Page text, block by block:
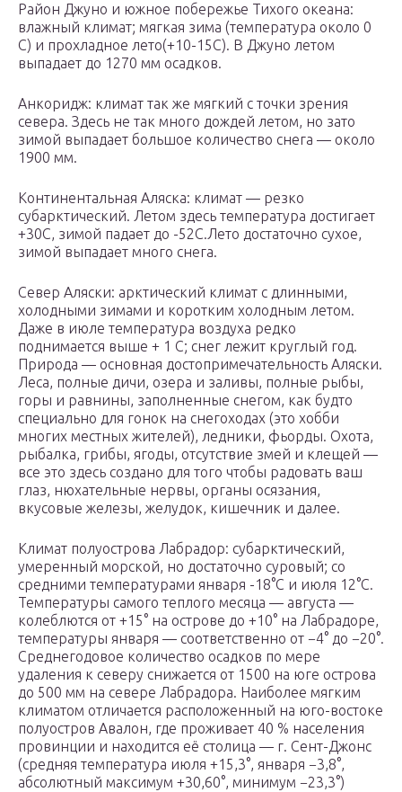
Район Джуно и южное побережье Тихого океана:
влажный климат; мягкая зима (температура около 0
С) и прохладное лето(+10-15С). В Джуно летом
выпадает до 1270 мм осадков.
Анкоридж: климат так же мягкий с точки зрения
севера. Здесь не так много дождей летом, но зато
зимой выпадает большое количество снега — около
1900 мм.
Континентальная Аляска: климат — резко
субарктический. Летом здесь температура достигает
+30С, зимой падает до -52С.Лето достаточно сухое,
зимой выпадает много снега.
Север Аляски: арктический климат с длинными,
холодными зимами и коротким холодным летом.
Даже в июле температура воздуха редко
поднимается выше + 1 С; снег лежит круглый год.
Природа — основная достопримечательность Аляски.
Леса, полные дичи, озера и заливы, полные рыбы,
горы и равнины, заполненные снегом, как будто
специально для гонок на снегоходах (это хобби
многих местных жителей), ледники, фьорды. Охота,
рыбалка, грибы, ягоды, отсутствие змей и клещей —
все это здесь создано для того чтобы радовать ваш
глаз, нюхательные нервы, органы осязания,
вкусовые железы, желудок, кишечник и далее.
Климат полуострова Лабрадор: субарктический,
умеренный морской, но достаточно суровый; со
средними температурами января -18°С и июля 12°С.
Температуры самого теплого месяца — августа —
колеблются от +15° на острове до +10° на Лабрадоре,
температуры января — соответственно от −4° до −20°.
Среднегодовое количество осадков по мере
удаления к северу снижается от 1500 на юге острова
до 500 мм на севере Лабрадора. Наиболее мягким
климатом отличается расположенный на юго-востоке
полуостров Авалон, где проживает 40 % населения
провинции и находится её столица — г. Сент-Джонс
(средняя температура июля +15,3°, января −3,8°,
абсолютный максимум +30,60°, минимум −23,3°)